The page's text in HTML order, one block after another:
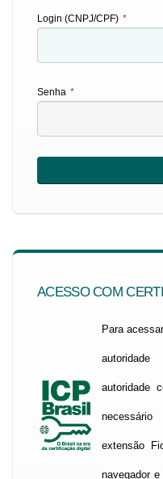
Login (CNPJ/CPF) *
Senha *
ACESSO COM
Para
autoridade
autoridade
extensão
navegador